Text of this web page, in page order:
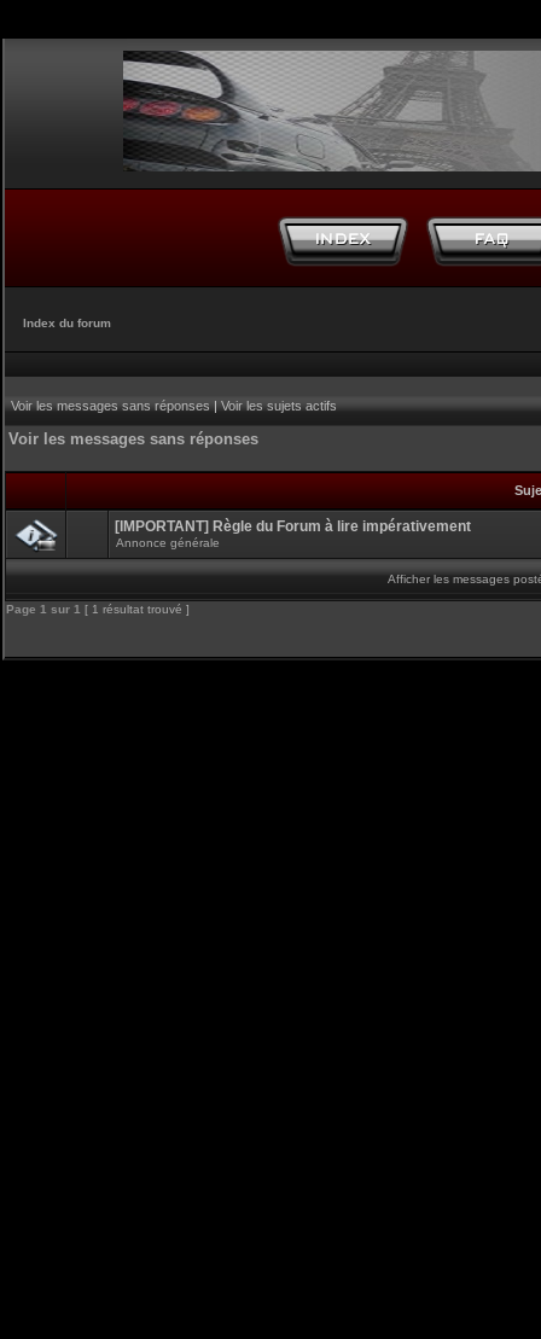
Index du forum
Voir les messages sans réponses|Voir les sujets actifs
Voir les messages sans réponses
[IMPORTANT] Règle du Forum à lire impérativement
Annonce générale
Afficher les messages
Page 1 sur 1 [ 1 résultat trouvé ]